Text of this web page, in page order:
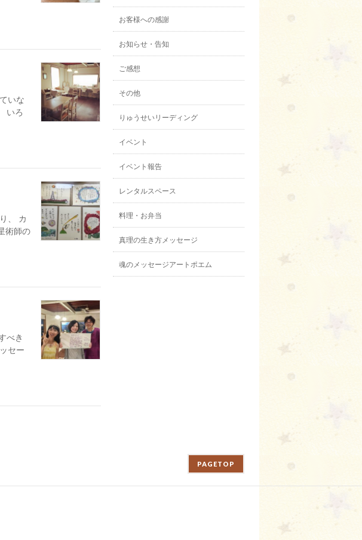
いな
いろ
、 カ
術師の
べき
セー
お客様への感謝
お知らせ・告知
ご感想
その他
りゅうせいリーディング
イベント
イベント報告
レンタルスペース
料理・お弁当
真理の生き方メッセージ
魂のメッセージアートポエム
PAGETOP